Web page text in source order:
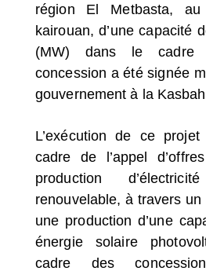
région El Metbasta, au
kairouan, d’une capacité
(MW) dans le cadre
concession a été signée
gouvernement à la
L’exécution de ce
cadre de l’appel
production
renouvelable, à travers
une production d’une
énergie solaire
cadre des